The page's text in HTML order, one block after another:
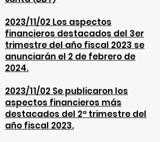
2023/11/02 Los aspectos
financieros destacados del 3er
trimestre del año fiscal 2023 se
anunciarán el 2 de febrero de
2024.
2023/11/02 Se publicaron los
aspectos financieros más
destacados del 2º trimestre del
año fiscal 2023.